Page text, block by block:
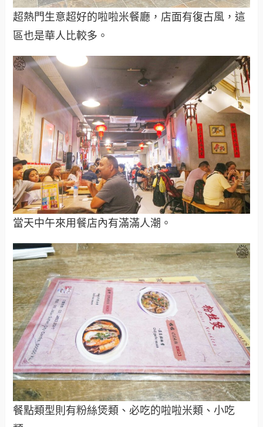
超熱門生意超好的啦啦米餐廳，店面有復古風，這
區也是華人比較多。
當天中午來用餐店內有滿滿人潮。
餐點類型則有粉絲煲類、必吃的啦啦米類、小吃